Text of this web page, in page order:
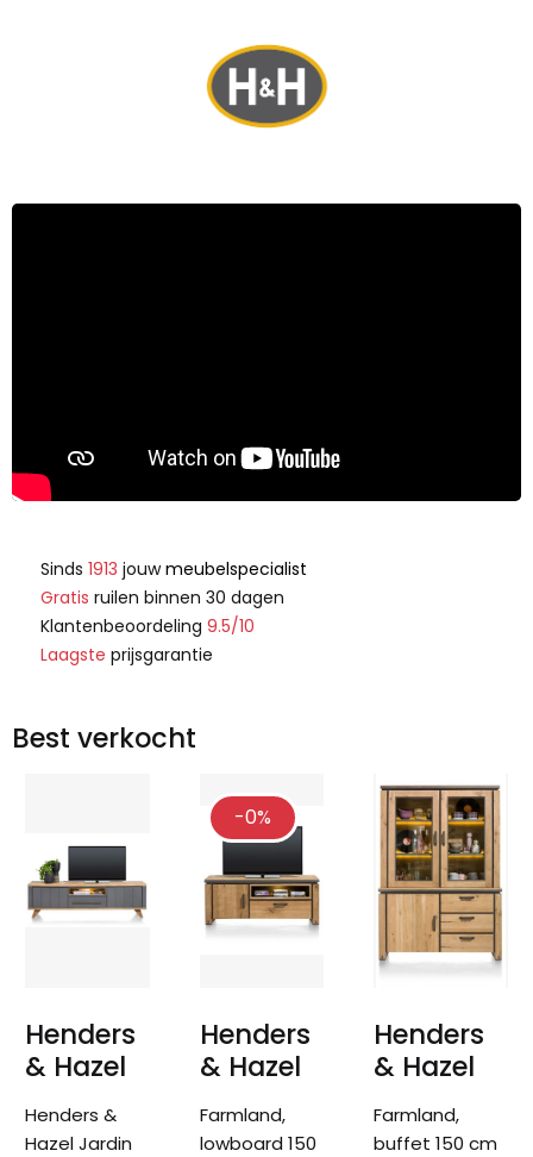
Sinds 1913 jouwmeubelspecialist
Gratis ruilen binnen 30 dagen
Klantenbeoordeling 9.5/10
Laagste prijsgarantie
Best verkocht
Henders
& Hazel
Henders &
Hazel Jardin
-0%
Henders
& Hazel
Farmland,
lowboard 150
Henders
& Hazel
Farmland,
buffet 150 cm